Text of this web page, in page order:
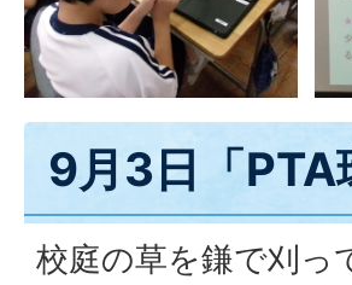
9月3日「PTA
校庭の草を鎌で刈っ